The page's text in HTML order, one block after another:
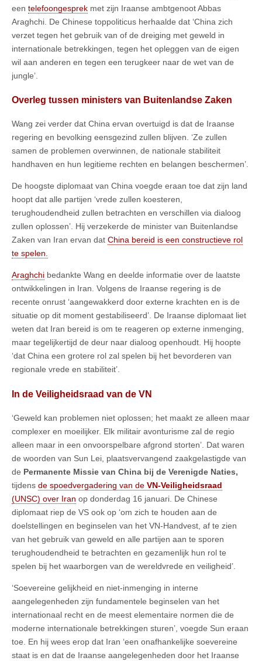
een telefoongesprek met zijn Iraanse ambtgenoot Abbas
Araghchi. De Chinese toppoliticus herhaalde dat ‘China zich
verzet tegen het gebruik van of de dreiging met geweld in
internationale betrekkingen, tegen het opleggen van de eigen
wil aan anderen en tegen een terugkeer naar de wet van de
jungle’.
Overleg tussen ministers van Buitenlandse Zaken
Wang zei verder dat China ervan overtuigd is dat de Iraanse
regering en bevolking eensgezind zullen blijven. ‘Ze zullen
samen de problemen overwinnen, de nationale stabiliteit
handhaven en hun legitieme rechten en belangen beschermen’.
De hoogste diplomaat van China voegde eraan toe dat zijn land
hoopt dat alle partijen ‘vrede zullen koesteren,
terughoudendheid zullen betrachten en verschillen via dialoog
zullen oplossen’. Hij verzekerde de minister van Buitenlandse
Zaken van Iran ervan dat China bereid is een constructieve rol
te spelen.
Araghchi bedankte Wang en deelde informatie over de laatste
ontwikkelingen in Iran. Volgens de Iraanse regering is de
recente onrust ‘aangewakkerd door externe krachten en is de
situatie op dit moment gestabiliseerd’. De Iraanse diplomaat liet
weten dat Iran bereid is om te reageren op externe inmenging,
maar tegelijkertijd de deur naar dialoog openhoudt. Hij hoopte
‘dat China een grotere rol zal spelen bij het bevorderen van
regionale vrede en stabiliteit’.
In de Veiligheidsraad van de VN
‘Geweld kan problemen niet oplossen; het maakt ze alleen maar
complexer en moeilijker. Elk militair avonturisme zal de regio
alleen maar in een onvoorspelbare afgrond storten’. Dat waren
de woorden van Sun Lei, plaatsvervangend zaakgelastigde van
de Permanente Missie van China bij de Verenigde Naties,
tijdens de spoedvergadering van de VN-Veiligheidsraad
(UNSC) over Iran op donderdag 16 januari. De Chinese
diplomaat riep de VS ook op ‘om zich te houden aan de
doelstellingen en beginselen van het VN-Handvest, af te zien
van het gebruik van geweld en alle partijen aan te sporen
terughoudendheid te betrachten en gezamenlijk hun rol te
spelen bij het waarborgen van de wereldvrede en veiligheid’.
‘Soevereine gelijkheid en niet-inmenging in interne
aangelegenheden zijn fundamentele beginselen van het
internationaal recht en de meest elementaire normen die de
moderne internationale betrekkingen sturen’, voegde Sun eraan
toe. En hij wees erop dat Iran ‘een onafhankelijke soevereine
staat is en dat de Iraanse aangelegenheden door het Iraanse